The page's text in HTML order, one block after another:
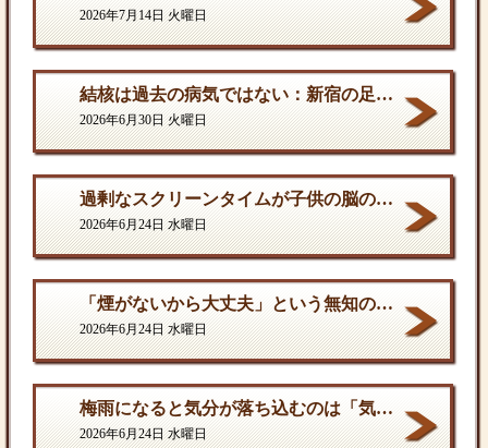
2026年7月14日 火曜日
結核は過去の病気ではない：新宿の足元に潜む歪んだ現実
2026年6月30日 火曜日
過剰なスクリーンタイムが子供の脳の発達を停滞させる。
2026年6月24日 水曜日
「煙がないから大丈夫」という無知の罪。となりに一人生息するだけで、そこは危険地帯である
2026年6月24日 水曜日
梅雨になると気分が落ち込むのは「気のせい」ではない
2026年6月24日 水曜日